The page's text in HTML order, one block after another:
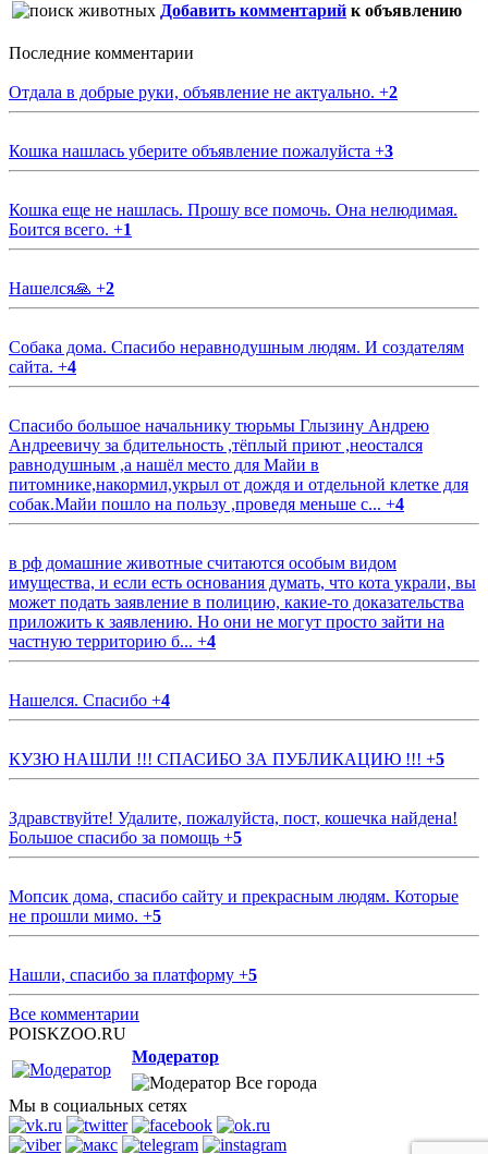
Добавить комментарий к объявлению
Последние комментарии
Отдала в добрые руки, объявление не актуально. +2
Кошка нашлась уберите объявление пожалуйста +3
Кошка еще не нашлась. Прошу все помочь. Она нелюдимая.
Боится всего. +1
Нашелся🙏 +2
Собака дома. Спасибо неравнодушным людям. И создателям
сайта. +4
Спасибо большое начальнику тюрьмы Глызину Андрею
Андреевичу за бдительность ,тёплый приют ,неостался
равнодушным ,а нашёл место для Майи в
питомнике,накормил,укрыл от дождя и отдельной клетке для
собак.Майи пошло на пользу ,проведя меньше с... +4
в рф домашние животные считаются особым видом
имущества, и если есть основания думать, что кота украли, вы
может подать заявление в полицию, какие-то доказательства
приложить к заявлению. Но они не могут просто зайти на
частную территорию б... +4
Нашелся. Спасибо +4
КУЗЮ НАШЛИ !!! СПАСИБО ЗА ПУБЛИКАЦИЮ !!! +5
Здравствуйте! Удалите, пожалуйста, пост, кошечка найдена!
Большое спасибо за помощь +5
Мопсик дома, спасибо сайту и прекрасным людям. Которые
не прошли мимо. +5
Нашли, спасибо за платформу +5
Все комментарии
POISKZOO.RU
Модератор
Все города
Мы в социальных сетях